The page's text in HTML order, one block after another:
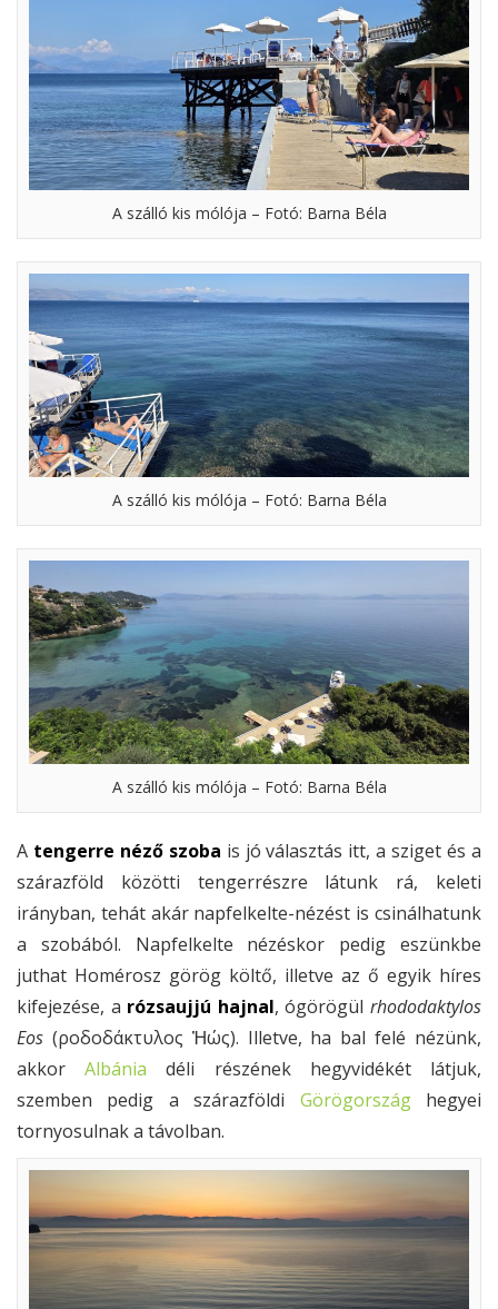
A szálló kis mólója – Fotó: Barna Béla
A szálló kis mólója – Fotó: Barna Béla
A szálló kis mólója – Fotó: Barna Béla
A tengerre néző szoba is jó választás itt, a sziget és a
szárazföld közötti tengerrészre látunk rá, keleti
irányban, tehát akár napfelkelte-nézést is csinálhatunk
a szobából. Napfelkelte nézéskor pedig eszünkbe
juthat Homérosz görög költő, illetve az ő egyik híres
kifejezése, a rózsaujjú hajnal, ógörögülrhododaktylos
Eos (ροδοδάκτυλος Ἠώς). Illetve, ha bal felé nézünk,
akkorAlbánia déli részének hegyvidékét látjuk,
szemben pedig a szárazföldi Görögországhegyei
tornyosulnak a távolban.